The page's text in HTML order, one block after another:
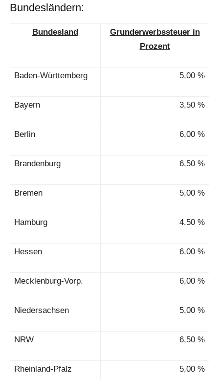
Bundesländern:
Bundesland
Grunderwerbssteuer in
Prozent
Baden-Württemberg 5,00 %
Bayern 3,50 %
Berlin 6,00 %
Brandenburg 6,50 %
Bremen 5,00 %
Hamburg 4,50 %
Hessen 6,00 %
Mecklenburg-Vorp. 6,00 %
Niedersachsen 5,00 %
NRW 6,50 %
Rheinland-Pfalz 5,00 %